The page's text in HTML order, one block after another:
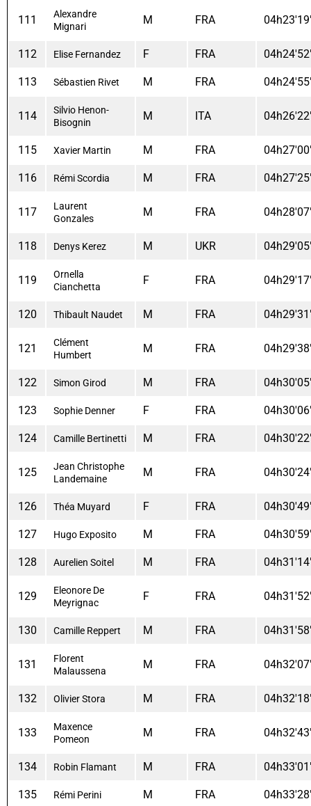
111
Alexandre
Mignari
M FRA
112 Elise Fernandez F FRA
113 Sébastien Rivet M FRA
114
Silvio Henon-
Bisognin
M ITA
115 Xavier Martin M FRA
116 Rémi Scordia M FRA
117
Laurent
Gonzales
M FRA
118 Denys Kerez M UKR
119
Ornella
Cianchetta
F FRA
120 Thibault Naudet M FRA
121
Clément
Humbert
M FRA
122 Simon Girod M FRA
123 Sophie Denner F FRA
124 Camille Bertinetti M FRA
125
Jean Christophe
Landemaine
M FRA
126 Théa Muyard F FRA
127 Hugo Exposito M FRA
128 Aurelien Soitel M FRA
129
Eleonore De
Meyrignac
F FRA
130 Camille Reppert M FRA
131
Florent
Malaussena
M FRA
132 Olivier Stora M FRA
133
Maxence
Pomeon
M FRA
134 Robin Flamant M FRA
135 Rémi Perini M FRA